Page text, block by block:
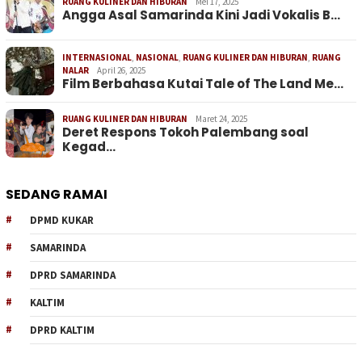
Angga Asal Samarinda Kini Jadi Vokalis B…
INTERNASIONAL, NASIONAL, RUANG KULINER DAN HIBURAN, RUANG
NALAR
April 26, 2025
Film Berbahasa Kutai Tale of The Land Me…
RUANG KULINER DAN HIBURAN Maret 24, 2025
Deret Respons Tokoh Palembang soal
Kegad…
SEDANG RAMAI
DPMD KUKAR
SAMARINDA
DPRD SAMARINDA
KALTIM
DPRD KALTIM